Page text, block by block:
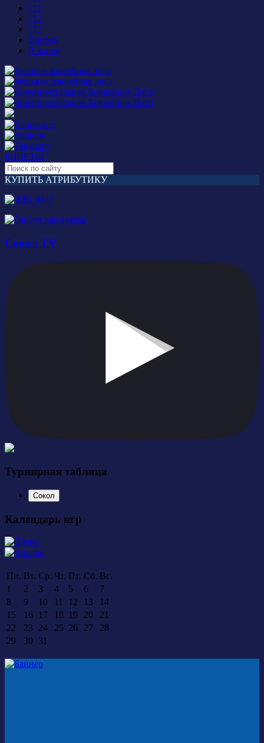
711
712
713
Вперед
В конец
БИЛЕТЫ
КУПИТЬ АТРИБУТИКУ
Сокол TV
Турнирная таблица
Сокол
Календарь игр
Пн. Вт. Ср. Чт. Пт. Сб. Вс.
1
2 3 4 5 6
7
8
9 10 11 12 13
14
15
16 17 18 19 20
21
22
23 24 25 26 27
28
29
30 31